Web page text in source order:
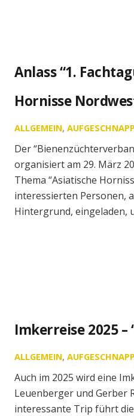
Anlass “1.
Hornisse
ALLGEMEIN,
Der
organisiert am 29. März
Thema “Asiatische
interessierten Personen,
Hintergrund, eingeladen,
Imkerreise 2025 –
ALLGEMEIN,
Auch im 2025 wird eine
Leuenberger und Gerber
interessante Trip führt